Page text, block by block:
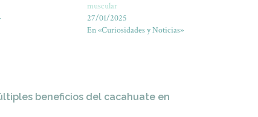
muscular
27/01/2025
En «Curiosidades y Noticias»
beneficios del cacahuate en